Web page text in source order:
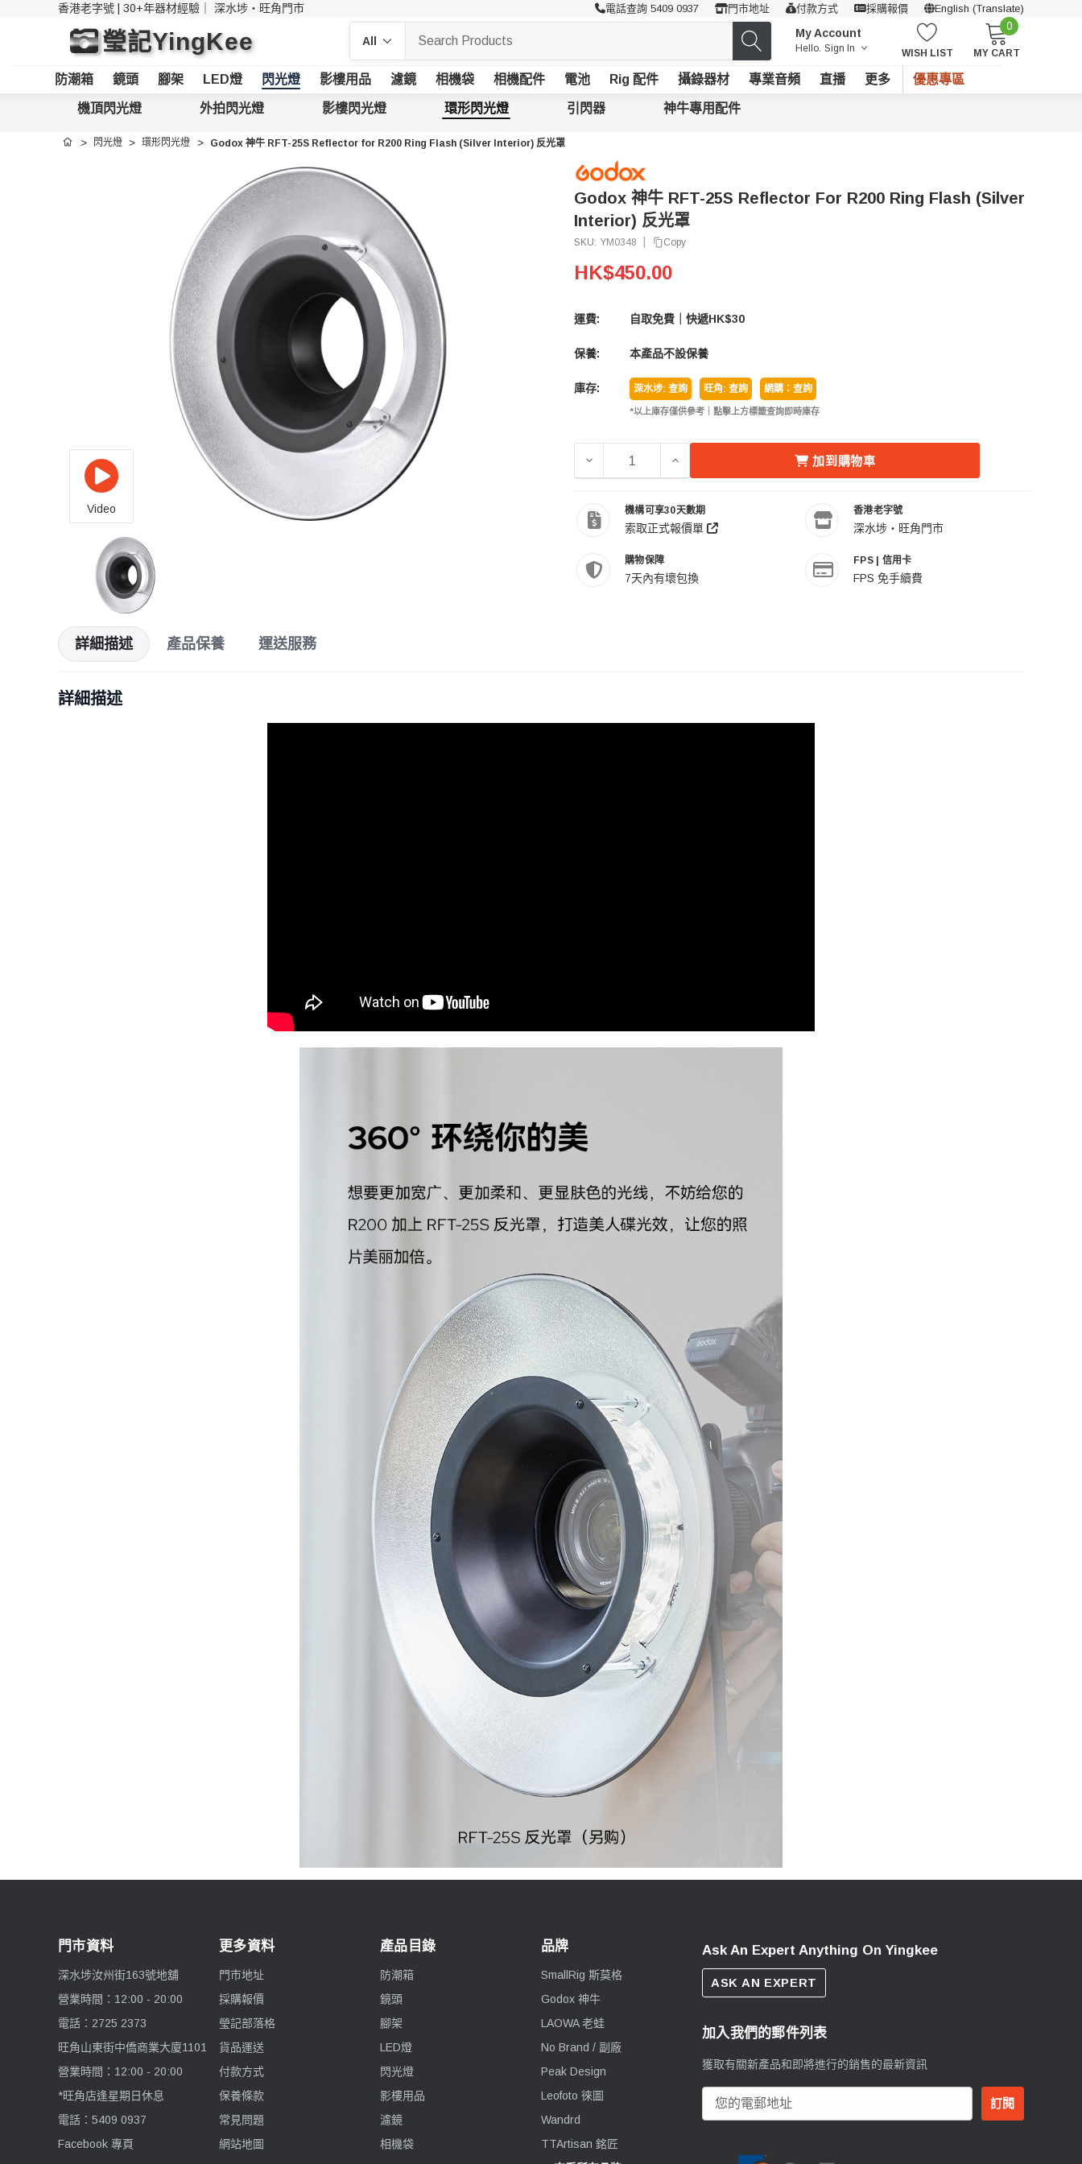
香港老字號 | 30+年器材經驗｜ 深水埗・旺角門市 電話查詢 5409 0937 門市地址 付款方式 採購報價 English (Translate)
瑩記YingKee My Account
Hello. Sign In WISH LIST
0
MY CART
防潮箱 鏡頭 腳架 LED燈 閃光燈 影樓用品 濾鏡 相機袋 相機配件 電池 Rig 配件 攝錄器材 專業音頻 直播 更多 優惠專區
機頂閃光燈 外拍閃光燈 影樓閃光燈 環形閃光燈 引閃器 神牛專用配件
首頁 閃光燈 環形閃光燈 Godox 神牛 RFT-25S Reflector for R200 Ring Flash (Silver Interior) 反光罩
Video
Godox 神牛 RFT-25S Reflector For R200 Ring Flash (Silver
Interior) 反光罩
SKU: YM0348 Copy
HK$450.00
運費: 自取免費｜快遞HK$30
保養: 本產品不設保養
庫存: 深水埗: 查詢 旺角: 查詢 網購：查詢
*以上庫存僅供參考｜點擊上方標籤查詢即時庫存
減少 GODOX 神牛 RFT-25S REFLECTOR FOR R200 RING FLASH (SILVER
增加 GODOX 神牛 RFT-25S REFLECTOR FOR R200 RING FLASH
加到購物車
機構可享30天數期
索取正式報價單
香港老字號
深水埗・旺角門市
購物保障
7天內有壞包換
FPS | 信用卡
FPS 免手續費
詳細描述 產品保養 運送服務
詳細描述
門市資料
深水埗汝州街163號地舖
營業時間：12:00 - 20:00
電話：2725 2373
旺角山東街中僑商業大廈1101
營業時間：12:00 - 20:00
*旺角店逢星期日休息
電話：5409 0937
Facebook 專頁
更多資料
門市地址
採購報價
瑩記部落格
貨品運送
付款方式
保養條款
常見問題
網站地圖
產品目錄
防潮箱
鏡頭
腳架
LED燈
閃光燈
影樓用品
濾鏡
相機袋
品牌
SmallRig 斯莫格
Godox 神牛
LAOWA 老蛙
No Brand / 副廠
Peak Design
Leofoto 徠圖
Wandrd
TTArtisan 銘匠
Ask An Expert Anything On Yingkee
ASK AN EXPERT
加入我們的郵件列表
獲取有關新產品和即將進行的銷售的最新資訊
郵